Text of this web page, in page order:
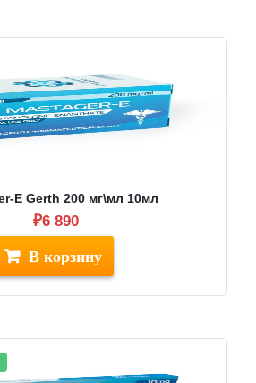
E Gerth 200 мг\мл 10мл
₽6 890